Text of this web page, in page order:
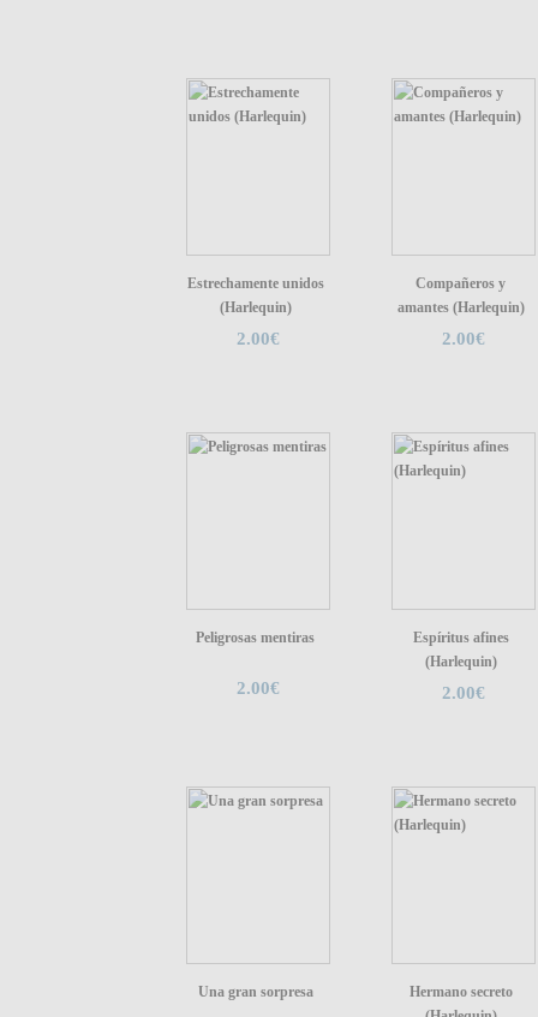
Estrechamente unidos
(Harlequin)
2.00€
Compañeros y
amantes (Harlequin)
2.00€
Peligrosas mentiras
2.00€
Espíritus afines
(Harlequin)
2.00€
Una gran sorpresa
Hermano secreto